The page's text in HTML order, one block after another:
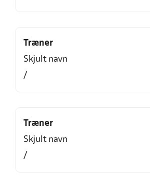
Træner
Skjult navn
/
Træner
Skjult navn
/